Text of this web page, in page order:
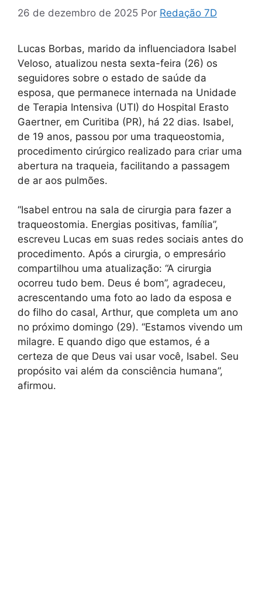
26 de dezembro de 2025 Por Redação 7D
Lucas Borbas, marido da influenciadora Isabel
Veloso, atualizou nesta sexta-feira (26) os
seguidores sobre o estado de saúde da
esposa, que permanece internada na Unidade
de Terapia Intensiva (UTI) do Hospital Erasto
Gaertner, em Curitiba (PR), há 22 dias. Isabel,
de 19 anos, passou por uma traqueostomia,
procedimento cirúrgico realizado para criar uma
abertura na traqueia, facilitando a passagem
de ar aos pulmões.
“Isabel entrou na sala de cirurgia para fazer a
traqueostomia. Energias positivas, família”,
escreveu Lucas em suas redes sociais antes do
procedimento. Após a cirurgia, o empresário
compartilhou uma atualização: “A cirurgia
ocorreu tudo bem. Deus é bom”, agradeceu,
acrescentando uma foto ao lado da esposa e
do filho do casal, Arthur, que completa um ano
no próximo domingo (29). “Estamos vivendo um
milagre. E quando digo que estamos, é a
certeza de que Deus vai usar você, Isabel. Seu
propósito vai além da consciência humana”,
afirmou.